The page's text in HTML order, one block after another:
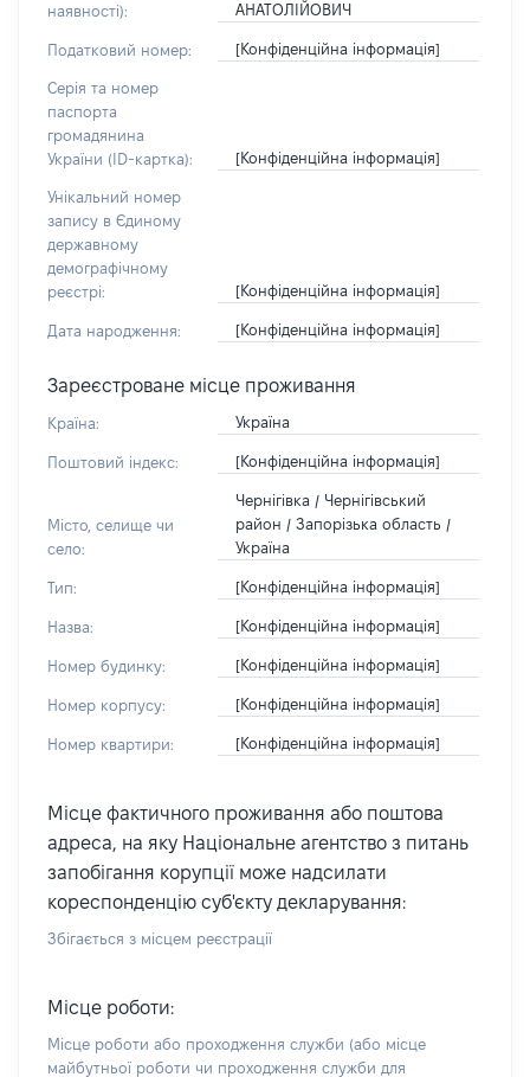
наявності):
АНАТОЛІЙОВИЧ
Податковий номер: [Конфіденційна інформація]
Серія та номер
паспорта
громадянина
України (ID-картка):
[Конфіденційна інформація]
Унікальний номер
запису в Єдиному
державному
демографічному
реєстрі:
[Конфіденційна інформація]
Дата народження: [Конфіденційна інформація]
Зареєстроване місце проживання
Країна: Україна
Поштовий індекс: [Конфіденційна інформація]
Місто, селище чи
село:
Чернігівка / Чернігівський
район / Запорізька область /
Україна
Тип: [Конфіденційна інформація]
Назва: [Конфіденційна інформація]
Номер будинку: [Конфіденційна інформація]
Номер корпусу: [Конфіденційна інформація]
Номер квартири: [Конфіденційна інформація]
Місце фактичного проживання або поштова
адреса, на яку Національне агентство з питань
запобігання корупції може надсилати
кореспонденцію суб'єкту декларування:
Збігається з місцем реєстрації
Місце роботи:
Місце роботи або проходження служби (або місце
майбутньої роботи чи проходження служби для